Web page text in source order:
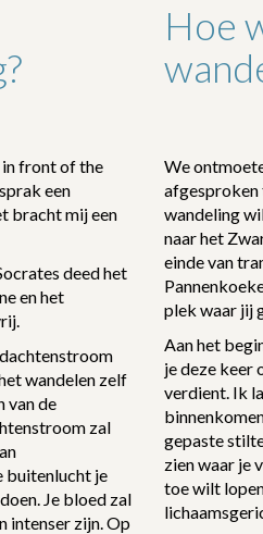
in front of the
een
bracht mij een
deed het
en het
wandelen zelf
van de
zal
buitenlucht je
Je bloed zal
intenser zijn. Op
Hoe
We
wandeling
naar het
einde van
plek waar jij
Aan het
je deze keer
verdient. Ik
gepaste
zien waar je
toe wilt